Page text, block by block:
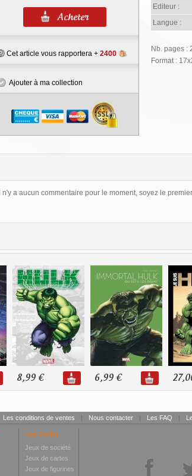
Cet article vous rapportera + 2400
Ajouter à ma collection
Editeur :
Langue :
Nb. pages :
Format :
Il n'y a aucun commentaire pour le moment, soyez le
8,99 € 6,99 €
Les conditions de ventes | Nous contacter | Les FAQ |
Toy Center
Jeux de société
Jeux de cartes
Jeux de figurines